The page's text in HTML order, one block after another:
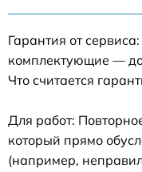
Гарантия от
комплектующие —
Что считается
Для работ:
который прямо
(например,